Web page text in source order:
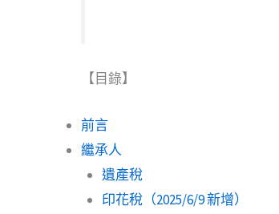
【目錄】
前言
繼承人
遺產稅
印花稅（2025/6/9 新增）